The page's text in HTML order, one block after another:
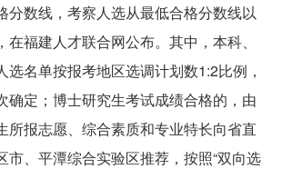
分数线，考察人选从最低合格分数线以
福建人才联合网公布。其中，本科、
选名单按报考地区选调计划数1:2比例，
确定；博士研究生考试成绩合格的，由
所报志愿、综合素质和专业特长向省直
市、平潭综合实验区推荐，按照“双向选